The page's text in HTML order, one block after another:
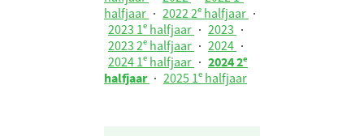
halfjaar · 2022 2ᵉ halfjaar ·
2023 1ᵉ halfjaar · 2023 ·
2023 2ᵉ halfjaar · 2024 ·
2024 1ᵉ halfjaar · 2024 2ᵉ
halfjaar · 2025 1ᵉ halfjaar